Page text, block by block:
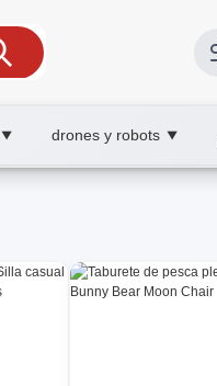
▼ drones y robots ▼
duradera.